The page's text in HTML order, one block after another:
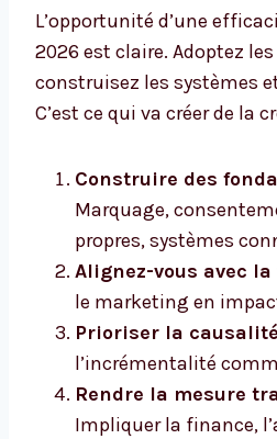
L’opportunité d’une
2026 est claire. Adoptez
construisez les systèmes
C’est ce qui va créer de la
Construire des
Marquage,
propres, systèmes
Alignez-vous avec
le marketing en
Prioriser la
l’incrémentalité
Rendre la mesure
Impliquer la finance,